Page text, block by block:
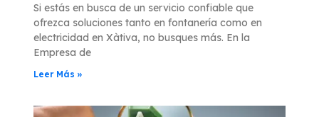
Si estás en busca de un servicio confiable que
ofrezca soluciones tanto en fontanería como en
electricidad en Xàtiva, no busques más. En la
Empresa de
Leer Más »